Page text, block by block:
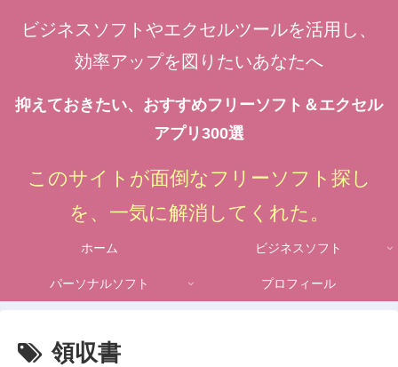
ビジネスソフトやエクセルツールを活用し、
効率アップを図りたいあなたへ
抑えておきたい、おすすめフリーソフト＆エクセル
アプリ300選
このサイトが面倒なフリーソフト探し
を、一気に解消してくれた。
ホーム ビジネスソフト
パーソナルソフト プロフィール
領収書